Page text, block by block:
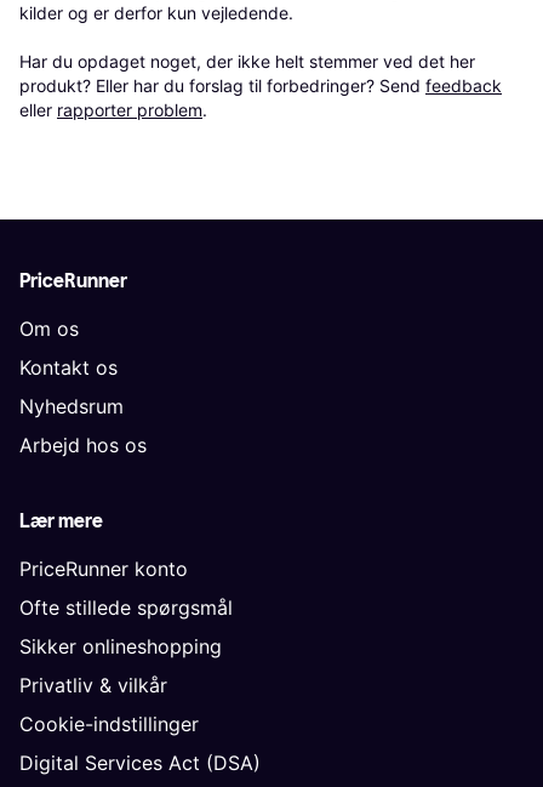
kilder og er derfor kun vejledende.
Har du opdaget noget, der ikke helt stemmer ved det her
produkt? Eller har du forslag til forbedringer? Send feedback
eller rapporter problem.
PriceRunner
Om os
Kontakt os
Nyhedsrum
Arbejd hos os
Lær mere
PriceRunner konto
Ofte stillede spørgsmål
Sikker onlineshopping
Privatliv & vilkår
Cookie-indstillinger
Digital Services Act (DSA)